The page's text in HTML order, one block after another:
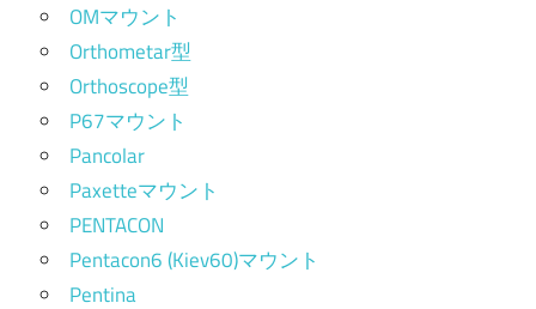
OMマウント
Orthometar型
Orthoscope型
P67マウント
Pancolar
Paxetteマウント
PENTACON
Pentacon6 (Kiev60)マウント
Pentina